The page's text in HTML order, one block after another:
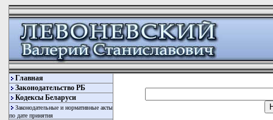
Главная
Законодательство РБ
Кодексы Беларуси
Законодательные и нормативные акты
по дате принятия